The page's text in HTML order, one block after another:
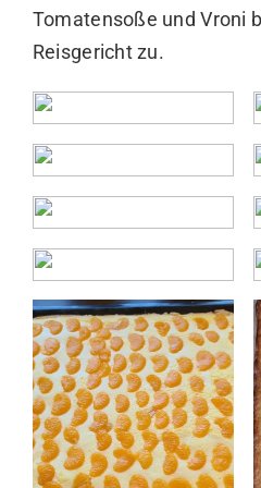
Tomatensoße und Vroni
Reisgericht zu.